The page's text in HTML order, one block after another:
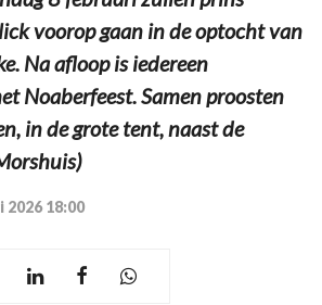
voorop gaan in de optocht van
Na afloop is iedereen
Noaberfeest. Samen proosten
in de grote tent, naast de
2026 18:00